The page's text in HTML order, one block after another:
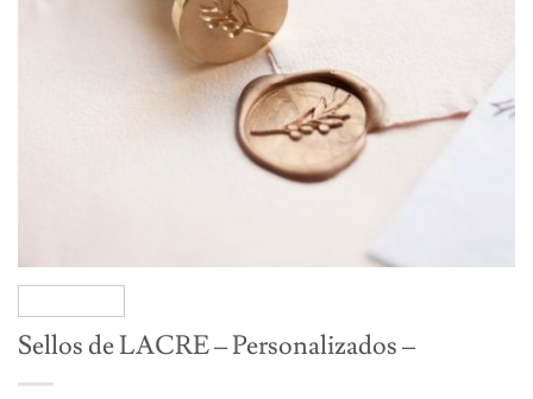
Sellos de LACRE – Personalizados –